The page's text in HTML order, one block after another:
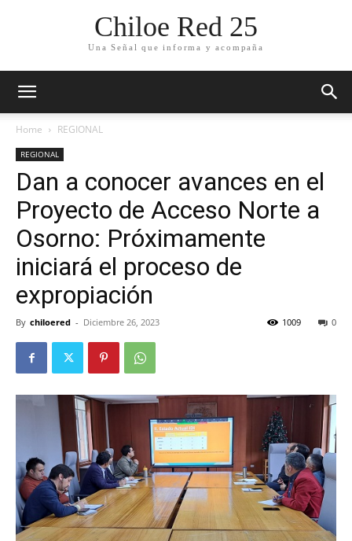
Chiloe Red 25
Una Señal que informa y acompaña
Home REGIONAL
REGIONAL
Dan a conocer avances en el
Proyecto de Acceso Norte a
Osorno: Próximamente
iniciará el proceso de
expropiación
By chiloered - Diciembre 26, 2023 0
1009